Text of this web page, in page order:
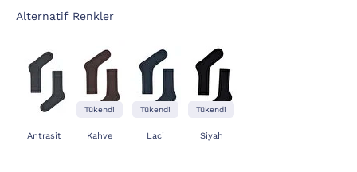
Alternatif Renkler
Antrasit
Tükendi
Kahve
Tükendi
Laci
Tükendi
Siyah